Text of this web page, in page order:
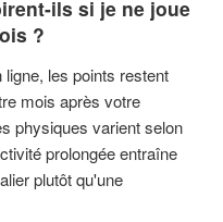
ils si je ne joue
?
les points restent
mois après votre
physiques varient selon
prolongée entraîne
plutôt qu'une